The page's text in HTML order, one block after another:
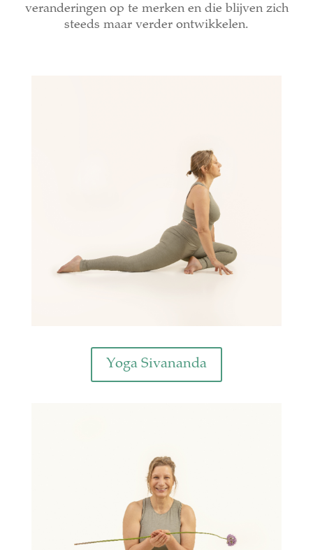
veranderingen op te merken en die blijven zich
steeds maar verder ontwikkelen.
Yoga Sivananda